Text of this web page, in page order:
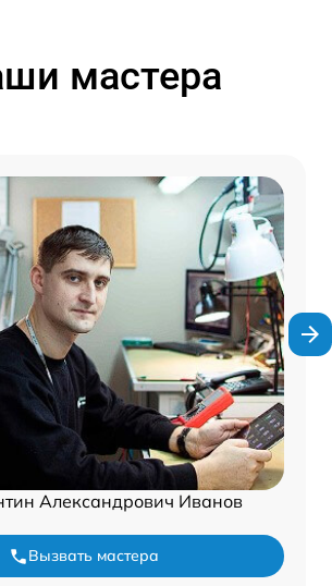
мастера
Александрович Иванов
Вызвать мастера